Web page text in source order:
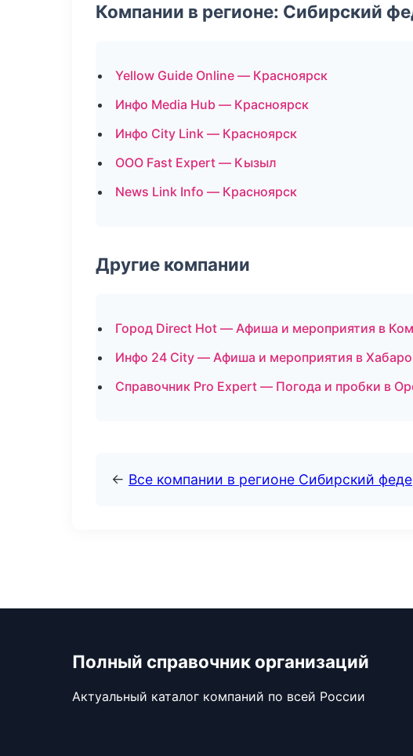
Компании в регионе: Сибирский
Yellow Guide Online — Красноярск
Инфо Media Hub — Красноярск
Инфо City Link — Красноярск
ООО Fast Expert — Кызыл
News Link Info — Красноярск
Другие компании
Город Direct Hot — Афиша и мероприятия в
Инфо 24 City — Афиша и мероприятия в
Справочник Pro Expert — Погода и пробки в
← Все компании в регионе Сибирский
Полный справочник организаций
Актуальный каталог компаний по всей России